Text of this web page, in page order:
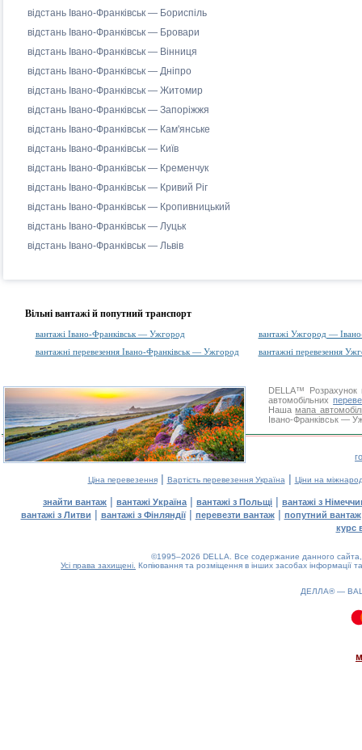
відстань Івано-Франківськ — Бориспіль
відстань Івано-Франківськ — Бровари
відстань Івано-Франківськ — Вінниця
відстань Івано-Франківськ — Дніпро
відстань Івано-Франківськ — Житомир
відстань Івано-Франківськ — Запоріжжя
відстань Івано-Франківськ — Кам'янське
відстань Івано-Франківськ — Київ
відстань Івано-Франківськ — Кременчук
відстань Івано-Франківськ — Кривий Ріг
відстань Івано-Франківськ — Кропивницький
відстань Івано-Франківськ — Луцьк
відстань Івано-Франківськ — Львів
Вільні вантажі й попутний транспорт
вантажі Івано-Франківськ — Ужгород
вантажі Ужгород —
вантажні перевезення Івано-Франківськ — Ужгород
вантажні перевезення
DELLA™
Розрахунок
автомобільних
Нашамапа
Івано-Франківськ —
Ціна перевезення| Вартість перевезення Україна | Ціни на
знайти вантаж | вантажі Україна | вантажі з Польщі | вантажі з
вантажі з Литви | вантажі з Фінляндії| перевезти вантаж| попутний вантаж
курс
©1995–2026 DELLA. Все содержание данного
Усі права захищені. Копіювання та розміщення в інших засобах інформації
ДЕЛЛА® —